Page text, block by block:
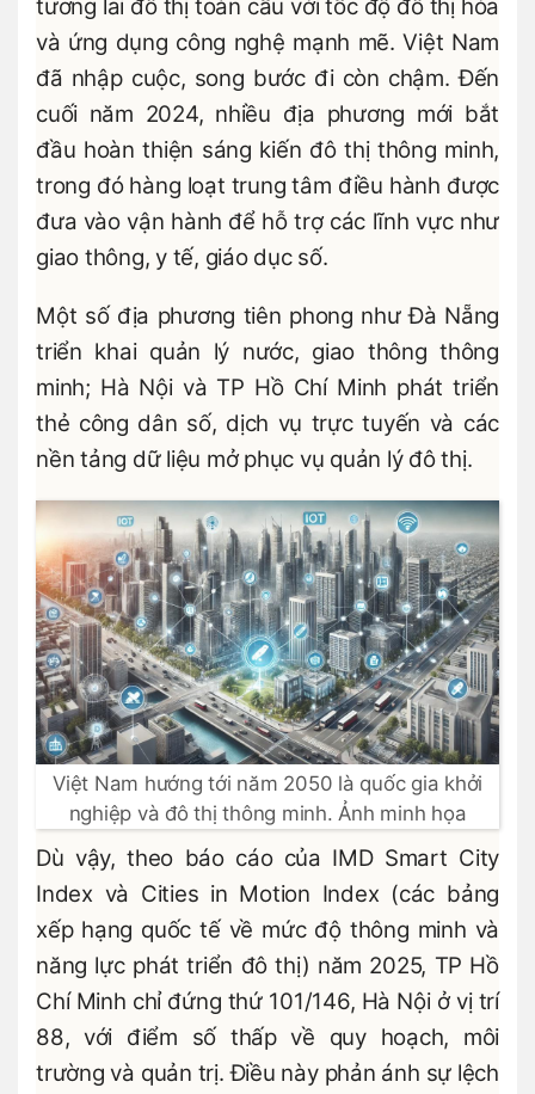
tương lai đô thị toàn cầu với tốc độ đô thị hóa
và ứng dụng công nghệ mạnh mẽ. Việt Nam
đã nhập cuộc, song bước đi còn chậm. Đến
cuối năm 2024, nhiều địa phương mới bắt
đầu hoàn thiện sáng kiến đô thị thông minh,
trong đó hàng loạt trung tâm điều hành được
đưa vào vận hành để hỗ trợ các lĩnh vực như
giao thông, y tế, giáo dục số.
Một số địa phương tiên phong như Đà Nẵng
triển khai quản lý nước, giao thông thông
minh; Hà Nội và TP Hồ Chí Minh phát triển
thẻ công dân số, dịch vụ trực tuyến và các
nền tảng dữ liệu mở phục vụ quản lý đô thị.
Việt Nam hướng tới năm 2050 là quốc gia khởi
nghiệp và đô thị thông minh. Ảnh minh họa
Dù vậy, theo báo cáo của IMD Smart City
Index và Cities in Motion Index (các bảng
xếp hạng quốc tế về mức độ thông minh và
năng lực phát triển đô thị) năm 2025, TP Hồ
Chí Minh chỉ đứng thứ 101/146, Hà Nội ở vị trí
88, với điểm số thấp về quy hoạch, môi
trường và quản trị. Điều này phản ánh sự lệch